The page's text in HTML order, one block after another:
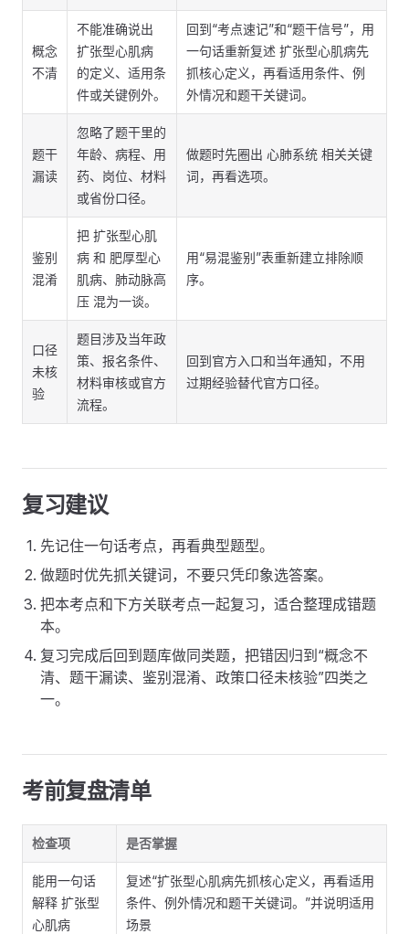
概念
不清
不能准确说出
扩张型心肌病
的定义、适用条
件或关键例外。
回到“考点速记”和“题干信号”，用
一句话重新复述 扩张型心肌病先
抓核心定义，再看适用条件、例
外情况和题干关键词。
题干
漏读
忽略了题干里的
年龄、病程、用
药、岗位、材料
或省份口径。
做题时先圈出 心肺系统 相关关键
词，再看选项。
鉴别
混淆
把 扩张型心肌
病 和 肥厚型心
肌病、肺动脉高
压 混为一谈。
用“易混鉴别”表重新建立排除顺
序。
口径
未核
验
题目涉及当年政
策、报名条件、
材料审核或官方
流程。
回到官方入口和当年通知，不用
过期经验替代官方口径。
复习建议
先记住一句话考点，再看典型题型。
做题时优先抓关键词，不要只凭印象选答案。
把本考点和下方关联考点一起复习，适合整理成错题
本。
复习完成后回到题库做同类题，把错因归到“概念不
清、题干漏读、鉴别混淆、政策口径未核验”四类之
一。
考前复盘清单
检查项 是否掌握
能用一句话
解释 扩张型
心肌病
复述“扩张型心肌病先抓核心定义，再看适用
条件、例外情况和题干关键词。”并说明适用
场景